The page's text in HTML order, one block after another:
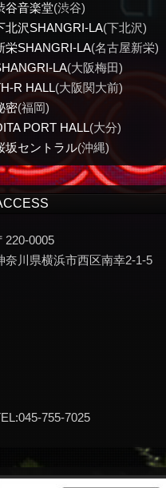
谷音楽堂(渋谷)
北沢SHANGRI-LA(下北沢)
栄SHANGRI-LA(名古屋新栄)
LA(大阪梅田)
R HALL(大阪関大前)
密(福岡)
PORT HALL(大分)
坂セントラル(沖縄)
220-0005
奈川県横浜市西区南幸2-1-5
755-7025